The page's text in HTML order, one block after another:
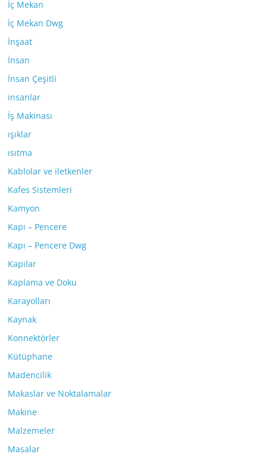
İç Mekan
İç Mekan Dwg
İnşaat
İnsan
İnsan Çeşitli
insanlar
İş Makinası
ışıklar
ısıtma
Kablolar ve iletkenler
Kafes Sistemleri
Kamyon
Kapı – Pencere
Kapı – Pencere Dwg
Kapılar
Kaplama ve Doku
Karayolları
Kaynak
Konnektörler
Kütüphane
Madencilik
Makaslar ve Noktalamalar
Makine
Malzemeler
Masalar